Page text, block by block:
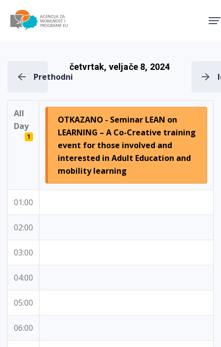
Prethodni
četvrtak, veljače 8, 2024
All
Day
1
OTKAZANO - Seminar LEAN on
LEARNING – A Co-Creative training
event for those involved and
interested in Adult Education and
mobility learning
01:00
02:00
03:00
04:00
05:00
06:00